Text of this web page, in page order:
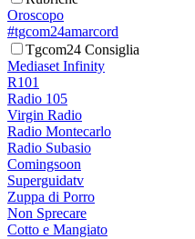
Oroscopo
#tgcom24amarcord
Tgcom24 Consiglia
Mediaset Infinity
R101
Radio 105
Virgin Radio
Radio Montecarlo
Radio Subasio
Comingsoon
Superguidatv
Zuppa di Porro
Non Sprecare
Cotto e Mangiato